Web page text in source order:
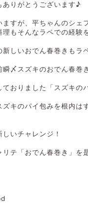
ありがとうございます♪
ますが、平ちゃんのシェ
もそんなラペでの経験
新しいおでん春巻きもラ
瞬〆スズキのおでん春巻
ておりました「スズキの
ズキのパイ包みを根内は
いチャレンジ！
リテ「おでん春巻き」を